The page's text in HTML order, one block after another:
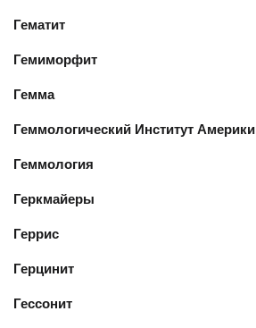
Гематит
Гемиморфит
Гемма
Геммологический Институт Америки
Геммология
Геркмайеры
Геррис
Герцинит
Гессонит